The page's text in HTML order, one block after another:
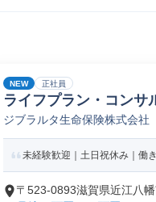
NEW 正社員
ライフプラン・コンサ
ジブラルタ生命保険株式会社
未経験歓迎｜土日祝休み｜働
〒523-0893滋賀県近江八